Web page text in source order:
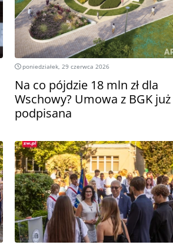
poniedziałek, 29 czerwca 2026
Na co pójdzie 18 mln zł dla
Wschowy? Umowa z BGK już
podpisana